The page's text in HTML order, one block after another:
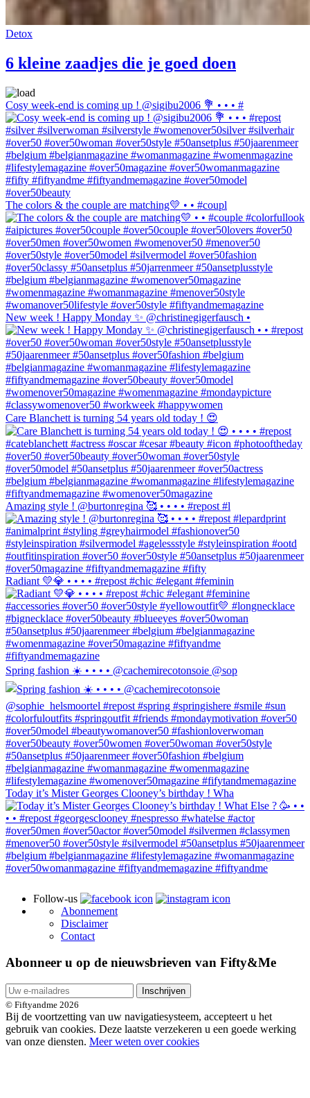
Detox
6 kleine zaadjes die je goed doen
Cosy week-end is coming up ! @sigibu2006 💐 • • • #
The colors & the couple are matching💛 • • #coupl
New week ! Happy Monday ✨ @christinegigerfausch •
Care Blanchett is turning 54 years old today ! 😍
Amazing style ! @burtonregina 🥰 • • • • #repost #l
Radiant 💛💎 • • • • #repost #chic #elegant #feminin
Spring fashion ☀️ • • • • @cachemirecotonsoie @sop
Today it’s Mister Georges Clooney’s birthday ! Wha
Follow-us
Abonnement
Disclaimer
Contact
Abonneer u op de nieuwsbrieven van Fifty&Me
Inschrijven
© Fiftyandme 2026
Bij de voortzetting van uw navigatiesysteem, accepteert u het
gebruik van cookies. Deze laatste verzekeren u een goede werking
van onze diensten. Meer weten over cookies